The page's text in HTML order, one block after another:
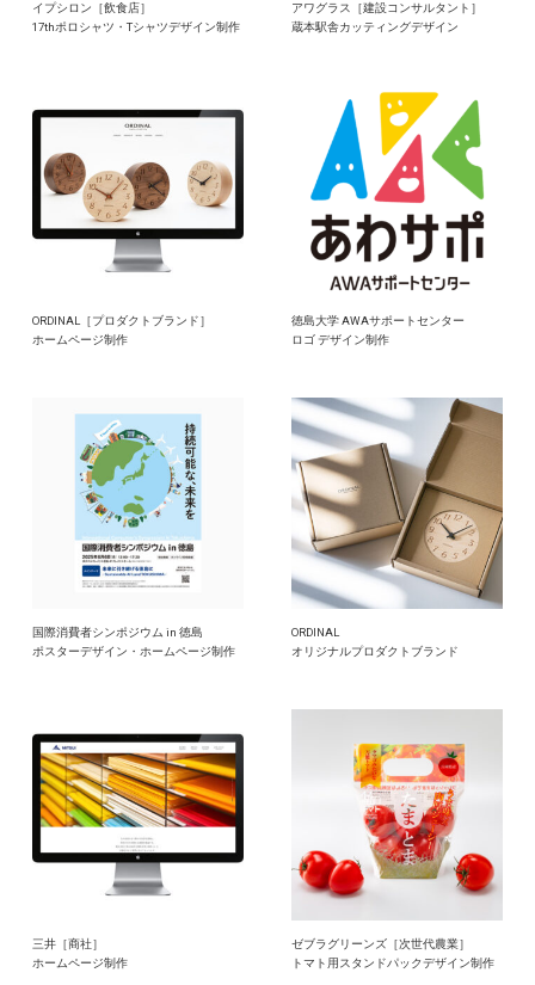
イプシロン［飲食店］
17thポロシャツ・Tシャツデザイン制作
アワグラス［建設コンサルタント］
蔵本駅舎カッティングデザイン
ORDINAL［プロダクトブランド］
ホームページ制作
徳島大学 AWAサポートセンター
ロゴ デザイン制作
国際消費者シンポジウム in 徳島
ポスターデザイン・ホームページ制作
ORDINAL
オリジナルプロダクトブランド
三井［商社］
ホームページ制作
ゼブラグリーンズ［次世代農業］
トマト用スタンドパックデザイン制作